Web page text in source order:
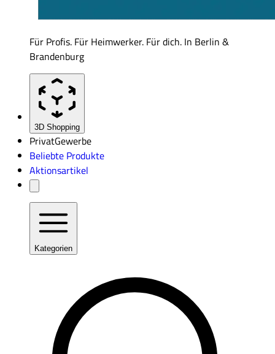
Für Profis. Für Heimwerker. Für dich. In Berlin &
Brandenburg
3D Shopping
PrivatGewerbe
Beliebte Produkte
Aktionsartikel
Kategorien